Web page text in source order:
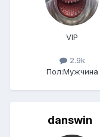
VIP
2.9k
Пол:Мужчина
danswin